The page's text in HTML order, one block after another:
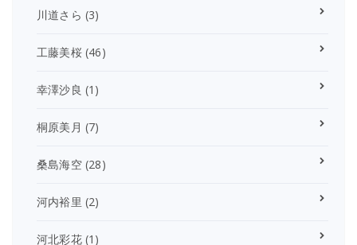
川道さら (3)
工藤美桜(46)
幸澤沙良 (1)
桐原美月 (7)
桑島海空(28)
河内裕里 (2)
河北彩花(1)